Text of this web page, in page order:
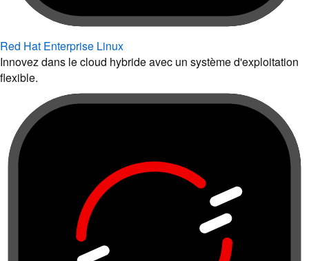
Red Hat Enterprise Linux
Innovez dans le cloud hybride avec un système d'exploitation
flexible.